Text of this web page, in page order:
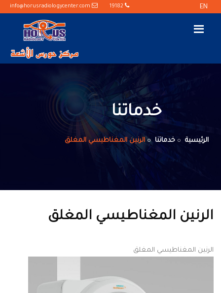
EN
19182
info@horusradiologycenter.com
خدماتنا
الرئيسية خدماتنا الرنين المغناطيسي المغلق
الرنين المغناطيسي المغلق
الرنين المغناطيسي المغلق